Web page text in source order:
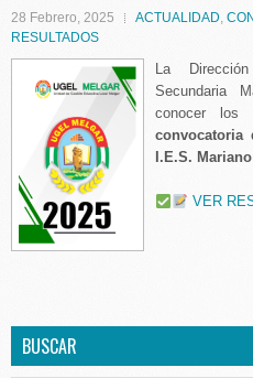
28 Febrero, 2025 ACTUALIDAD,
RESULTADOS
La
Secundaria
conocer los
convocatoria
I.E.S.
VER
BUSCAR